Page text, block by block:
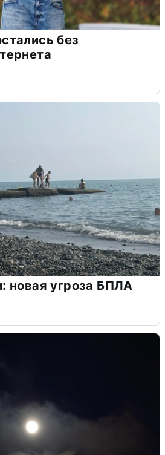
без
новая угроза БПЛА